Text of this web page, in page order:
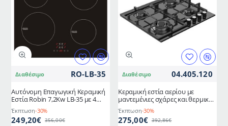
αποσπώμενο
σχαράκι
αυτόματη
ανάφλεξη
9021
GL
Διαθέσιμο RO-LB-35
Αυτόνομη Επαγωγική Κεραμική
Εστία Robin 7,2Kw LB-35 με 4
Ζώνες & Πλήκτρα Αφής
Έκπτωση-30%
249,20€ 356,00€
Διαθέσιμο 04.405.120
Κεραμική εστία αερίου με
μαντεμένιες σχάρες και θερμικά
ασφαλείας ενεργειακής κλάσης Α
TGS-9411-GL THERMOGATZ
Έκπτωση-30%
275,00€ 392,86€